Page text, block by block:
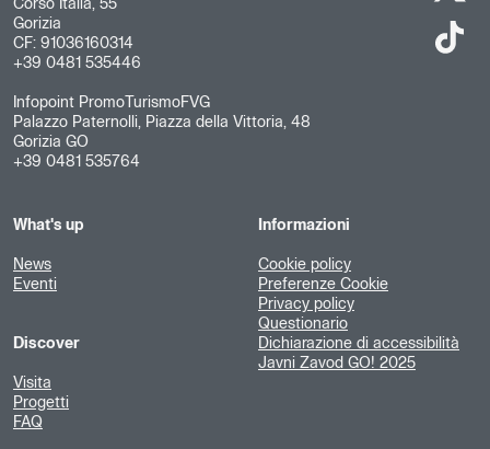
Corso Italia, 55
Gorizia
CF: 91036160314
+39 0481 535446
Infopoint PromoTurismoFVG
Palazzo Paternolli, Piazza della Vittoria, 48
Gorizia GO
+39 0481 535764
What's up
News
Eventi
Discover
Visita
Progetti
FAQ
Informazioni
Cookie policy
Preferenze Cookie
Privacy policy
Questionario
Dichiarazione di accessibilità
Javni Zavod GO! 2025